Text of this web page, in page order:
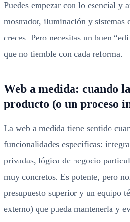
Puedes empezar con lo esencial y
mostrador, iluminación y sistemas
creces. Pero necesitas un buen
que no tiemble con cada reforma.
Web a medida: cuando
producto (o un proceso
La web a medida tiene sentido
funcionalidades específicas:
privadas, lógica de negocio
muy concretos. Es potente, pero
presupuesto superior y un equipo
externo) que pueda mantenerla y